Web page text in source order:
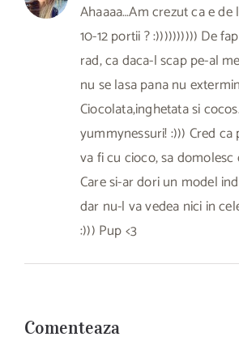
Ahaaaa…Am crezut ca e de
10-12 portii ? :)))))))))) De
rad, ca daca-l scap pe-al
nu se lasa pana nu
Ciocolata,inghetata si
yummynessuri! :))) Cred
va fi cu cioco, sa domolesc
Care si-ar dori un model
dar nu-l va vedea nici in
:))) Pup <3
Comenteaza